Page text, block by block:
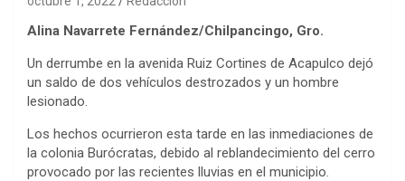
Alina Navarrete Fernández/Chilpancingo, Gro.
Un derrumbe en la avenida Ruiz Cortines de Acapulco dejó
un saldo de dos vehículos destrozados y un hombre
lesionado.
Los hechos ocurrieron esta tarde en las inmediaciones de
la colonia Burócratas, debido al reblandecimiento del cerro
provocado por las recientes lluvias en el municipio.